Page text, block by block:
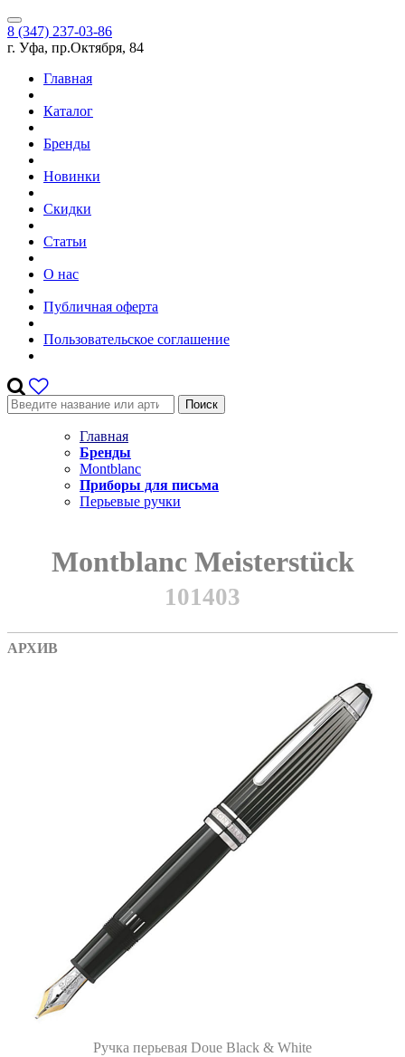
8 (347) 237-03-86
г. Уфа, пр.Октября, 84
Главная
Каталог
Бренды
Новинки
Скидки
Статьи
О нас
Публичная оферта
Пользовательское соглашение
Поиск
Главная
Бренды
Montblanc
Приборы для письма
Перьевые ручки
Montblanc Meisterstück
101403
АРХИВ
Ручка перьевая Doue Black & White